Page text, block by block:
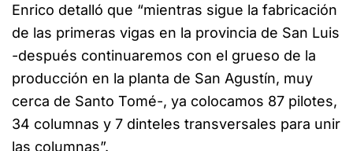
Enrico detalló que “mientras sigue la fabricación
de las primeras vigas en la provincia de San Luis
-después continuaremos con el grueso de la
producción en la planta de San Agustín, muy
cerca de Santo Tomé-, ya colocamos 87 pilotes,
34 columnas y 7 dinteles transversales para unir
las columnas”.